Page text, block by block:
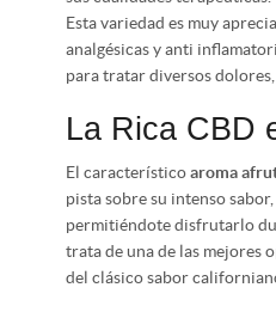
Esta variedad es muy
analgésicas y anti
para tratar diversos dolores,
La Rica CBD
El característicoaroma
pista sobre su intenso
permitiéndote disfrutarlo
trata de una de las mejores
del clásico sabor